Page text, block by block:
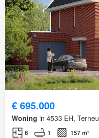
€ 695.000
Woning in 4533 EH,
6 1 157 m²